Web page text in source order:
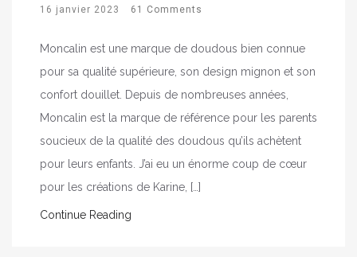
16 janvier 2023 61 Comments
Moncalin est une marque de doudous bien connue
pour sa qualité supérieure, son design mignon et son
confort douillet. Depuis de nombreuses années,
Moncalin est la marque de référence pour les parents
soucieux de la qualité des doudous qu’ils achètent
pour leurs enfants. J’ai eu un énorme coup de cœur
pour les créations de Karine, […]
Continue Reading